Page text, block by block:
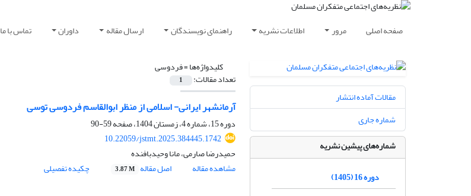
صفحه اصلی مرور اطلاعات نشریه راهنمای نویسندگان ارسال مقاله داوران تماس با ما
کلیدواژه‌ها =فردوسی
تعداد مقالات: 1
آرمانشهر ایرانی- اسلامی از منظر ابوالقاسم فردوسی توسی
دوره 15، شماره 4، زمستان 1404، صفحه
59-90
10.22059/jstmt.2025.384445.1742
حمیدرضا صارمی، مانا وحیدبافنده
مشاهده مقاله
اصل مقاله 3.87 M چکیده تفصیلی
مقالات آماده انتشار
شماره جاری
شماره‌های پیشین نشریه
دوره 16 (1405)